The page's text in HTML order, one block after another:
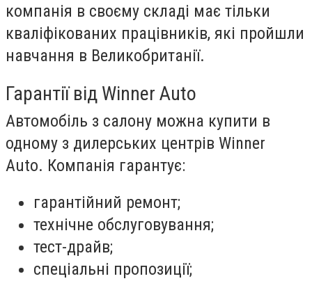
компанія в своєму складі має тільки
кваліфікованих працівників, які пройшли
навчання в Великобританії.
Гарантії від Winner Auto
Автомобіль з салону можна купити в
одному з дилерських центрів Winner
Auto. Компанія гарантує:
гарантійний ремонт;
технічне обслуговування;
тест-драйв;
спеціальні пропозиції;